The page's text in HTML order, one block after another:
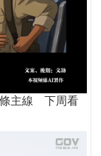
條主線 下周看